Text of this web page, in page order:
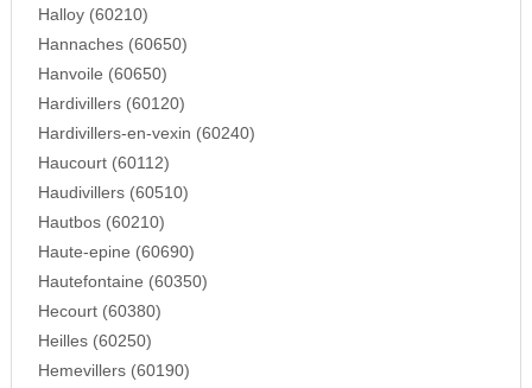
Halloy (60210)
Hannaches (60650)
Hanvoile (60650)
Hardivillers (60120)
Hardivillers-en-vexin (60240)
Haucourt (60112)
Haudivillers (60510)
Hautbos (60210)
Haute-epine (60690)
Hautefontaine (60350)
Hecourt (60380)
Heilles (60250)
Hemevillers (60190)